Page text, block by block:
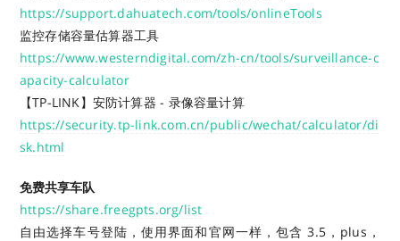
https://support.dahuatech.com/tools/onlineTools
监控存储容量估算器工具
https://www.westerndigital.com/zh-cn/tools/surveillance-c
apacity-calculator
【TP-LINK】安防计算器 - 录像容量计算
https://security.tp-link.com.cn/public/wechat/calculator/di
sk.html
免费共享车队
https://share.freegpts.org/list
自由选择车号登陆，使用界面和官网一样，包含 3.5，plus，